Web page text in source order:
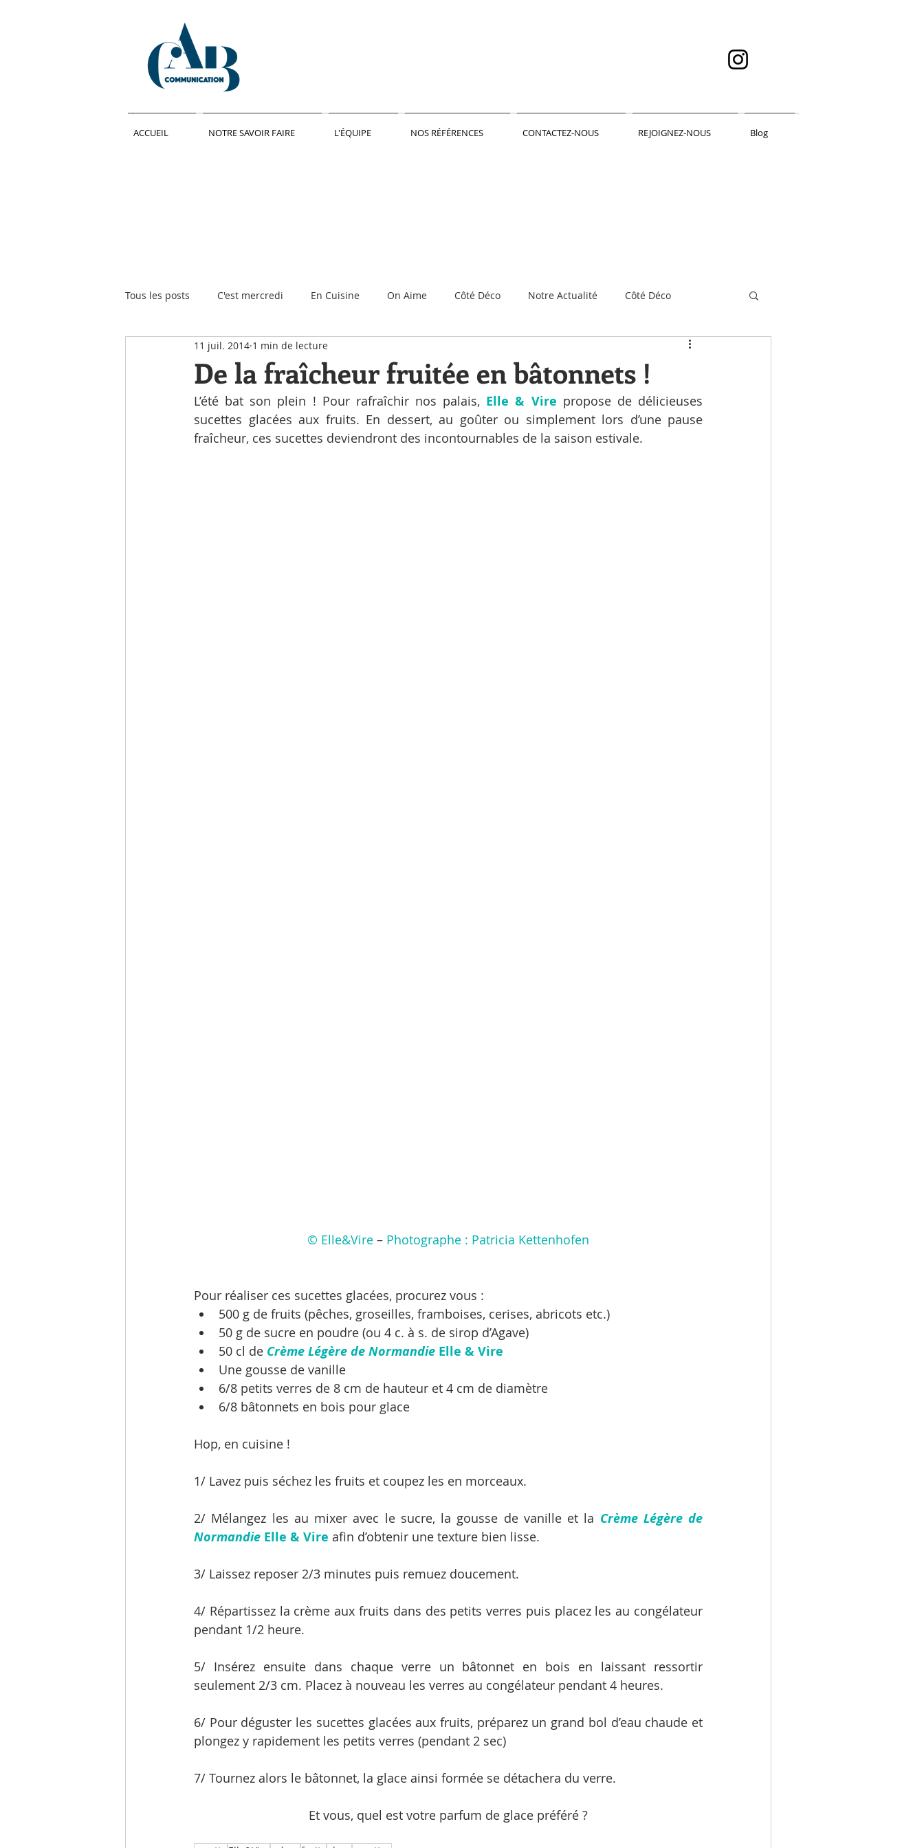
ACCUEIL NOTRE SAVOIR FAIRE L'ÉQUIPE NOS RÉFÉRENCES CONTACTEZ-NOUS REJOIGNEZ-NOUS Blog
Tous les posts C'est mercredi En Cuisine On Aime Côté Déco Notre Actualité Côté Déco
Notre Actualité
De la fraîcheur fruitée en bâtonnets !
11 juil. 2014 1 min de lecture
L’été bat son plein ! Pour rafraîchir nos palais, Elle & Vire propose de délicieuses
sucettes glacées aux fruits. En dessert, au goûter ou simplement lors d’une pause
fraîcheur, ces sucettes deviendront des incontournables de la saison estivale.
© Elle&Vire – Photographe : Patricia Kettenhofen
Pour réaliser ces sucettes glacées, procurez vous :
500 g de fruits (pêches, groseilles, framboises, cerises, abricots etc.)
50 g de sucre en poudre (ou 4 c. à s. de sirop d’Agave)
50 cl de Crème Légère de Normandie Elle & Vire
Une gousse de vanille
6/8 petits verres de 8 cm de hauteur et 4 cm de diamètre
6/8 bâtonnets en bois pour glace
Hop, en cuisine !
1/ Lavez puis séchez les fruits et coupez les en morceaux.
2/ Mélangez les au mixer avec le sucre, la gousse de vanille et la Crème Légère de
Normandie Elle & Vire afin d’obtenir une texture bien lisse.
3/ Laissez reposer 2/3 minutes puis remuez doucement.
4/ Répartissez la crème aux fruits dans des petits verres puis placez les au congélateur
pendant 1/2 heure.
5/ Insérez ensuite dans chaque verre un bâtonnet en bois en laissant ressortir
seulement 2/3 cm. Placez à nouveau les verres au congélateur pendant 4 heures.
6/ Pour déguster les sucettes glacées aux fruits, préparez un grand bol d’eau chaude et
plongez y rapidement les petits verres (pendant 2 sec)
7/ Tournez alors le bâtonnet, la glace ainsi formée se détachera du verre.
Et vous, quel est votre parfum de glace préféré ?